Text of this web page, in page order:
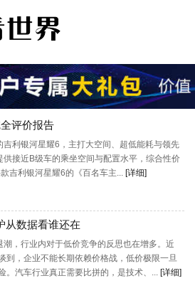
评价报告
吉利银河星耀6，主打大空间、超低能耗与领先
接近B级车的乘坐空间与配置水平，综合性价
吉利银河星耀6的《百名车主... [详细]
从数据看谁还在
潮，行业内对于低价竞争的反思也在增多。近
到，企业不能长期依赖价格战，低价极限一旦
。汽车行业真正需要比拼的，是技术、... [详细]